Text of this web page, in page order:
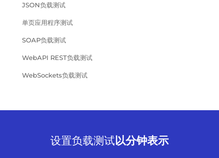
JSON负载测试
单页应用程序测试
SOAP负载测试
WebAPI REST负载测试
WebSockets负载测试
设置负载测试以分钟表示